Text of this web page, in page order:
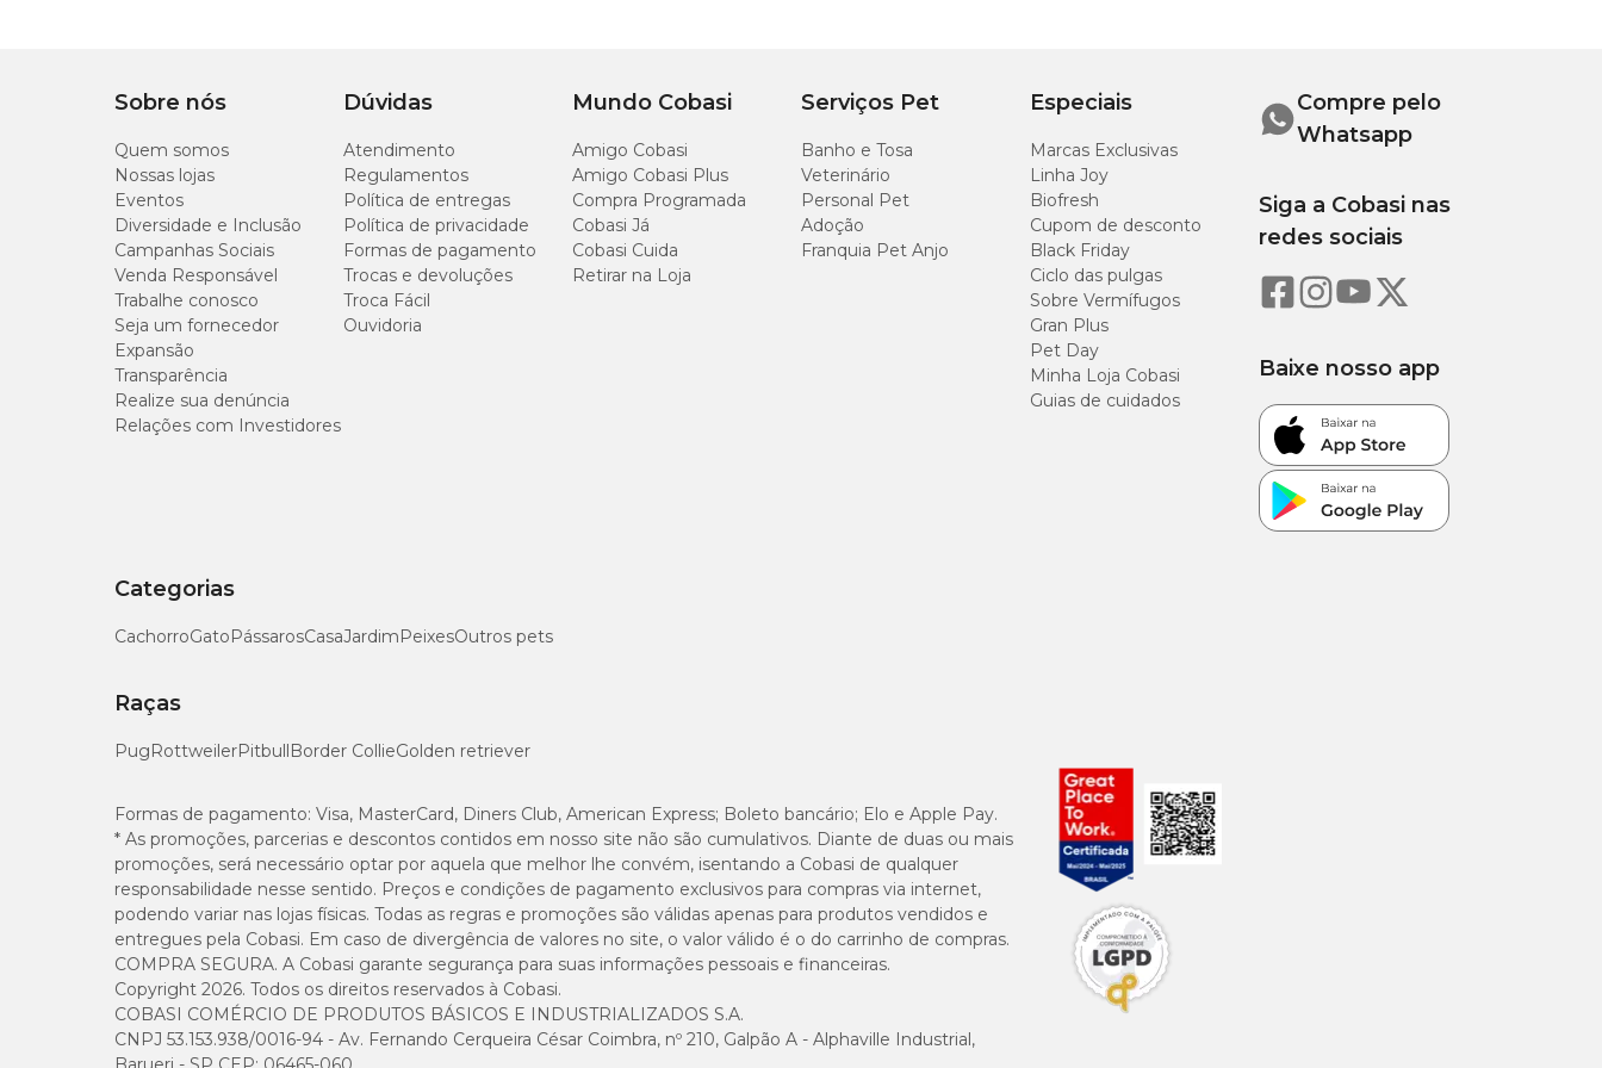
Diâmetro: 20 cm x Altura: 6,5 cm
Capacidade: 450ml - Peso: 1,8kg
Diâmetro: 23 cm x Altura: 8 cm
Capacidade: 1.200ml - Peso: 2,6kg
Tamanho G
Diâmetro: 27 cm x Altura: 8,5 cm
Capacidade: 1.500ml - Peso: 3,7kg
Sobre nós
Quem somos
Nossas lojas
Eventos
Diversidade e Inclusão
Campanhas Sociais
Venda Responsável
Trabalhe conosco
Seja um fornecedor
Expansão
Transparência
Realize sua denúncia
Relações com Investidores
Dúvidas
Atendimento
Regulamentos
Política de entregas
Política de privacidade
Formas de pagamento
Trocas e devoluções
Troca Fácil
Ouvidoria
Mundo Cobasi
Amigo Cobasi
Amigo Cobasi Plus
Compra Programada
Cobasi Já
Cobasi Cuida
Retirar na Loja
Serviços Pet
Banho e Tosa
Veterinário
Personal Pet
Adoção
Franquia Pet Anjo
Especiais
Marcas Exclusivas
Linha Joy
Biofresh
Cupom de desconto
Black Friday
Ciclo das pulgas
Sobre Vermífugos
Gran Plus
Pet Day
Minha Loja Cobasi
Guias de cuidados
Categorias
CachorroGatoPássarosCasaJardimPeixesOutros pets
Raças
PugRottweilerPitbullBorder CollieGolden retriever
Compre pelo
Whatsapp
Siga a Cobasi nas
redes sociais
Baixe nosso app
Formas de pagamento: Visa, MasterCard, Diners Club, American Express; Boleto bancário; Elo e Apple Pay.
* As promoções, parcerias e descontos contidos em nosso site não são cumulativos. Diante de duas ou mais
promoções, será necessário optar por aquela que melhor lhe convém, isentando a Cobasi de qualquer
responsabilidade nesse sentido. Preços e condições de pagamento exclusivos para compras via internet,
podendo variar nas lojas físicas. Todas as regras e promoções são válidas apenas para produtos vendidos e
entregues pela Cobasi. Em caso de divergência de valores no site, o valor válido é o do carrinho de compras.
COMPRA SEGURA. A Cobasi garante segurança para suas informações pessoais e financeiras.
Copyright 2026. Todos os direitos reservados à Cobasi.
COBASI COMÉRCIO DE PRODUTOS BÁSICOS E INDUSTRIALIZADOS S.A.
CNPJ 53.153.938/0016-94 - Av. Fernando Cerqueira César Coimbra, nº 210, Galpão A - Alphaville Industrial,